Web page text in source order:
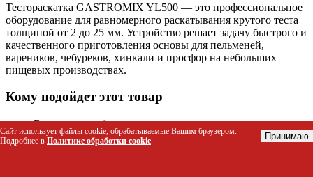
Тестораскатка GASTROMIX YL500 — это профессиональное
оборудование для равномерного раскатывания крутого теста
толщиной от 2 до 25 мм. Устройство решает задачу быстрого и
качественного приготовления основы для пельменей,
вареников, чебуреков, хинкали и просфор на небольших
пищевых производствах.
Кому подойдет этот товар
Владельцы небольших пекарен и кондитерских цехов
Производители полуфабрикатов (пельмени, вареники,
чебуреки)
Сайт использует файлы cookie, обрабатываемые Вашим браузером.
Подробнее в Политике обработки cookie. Принимаю